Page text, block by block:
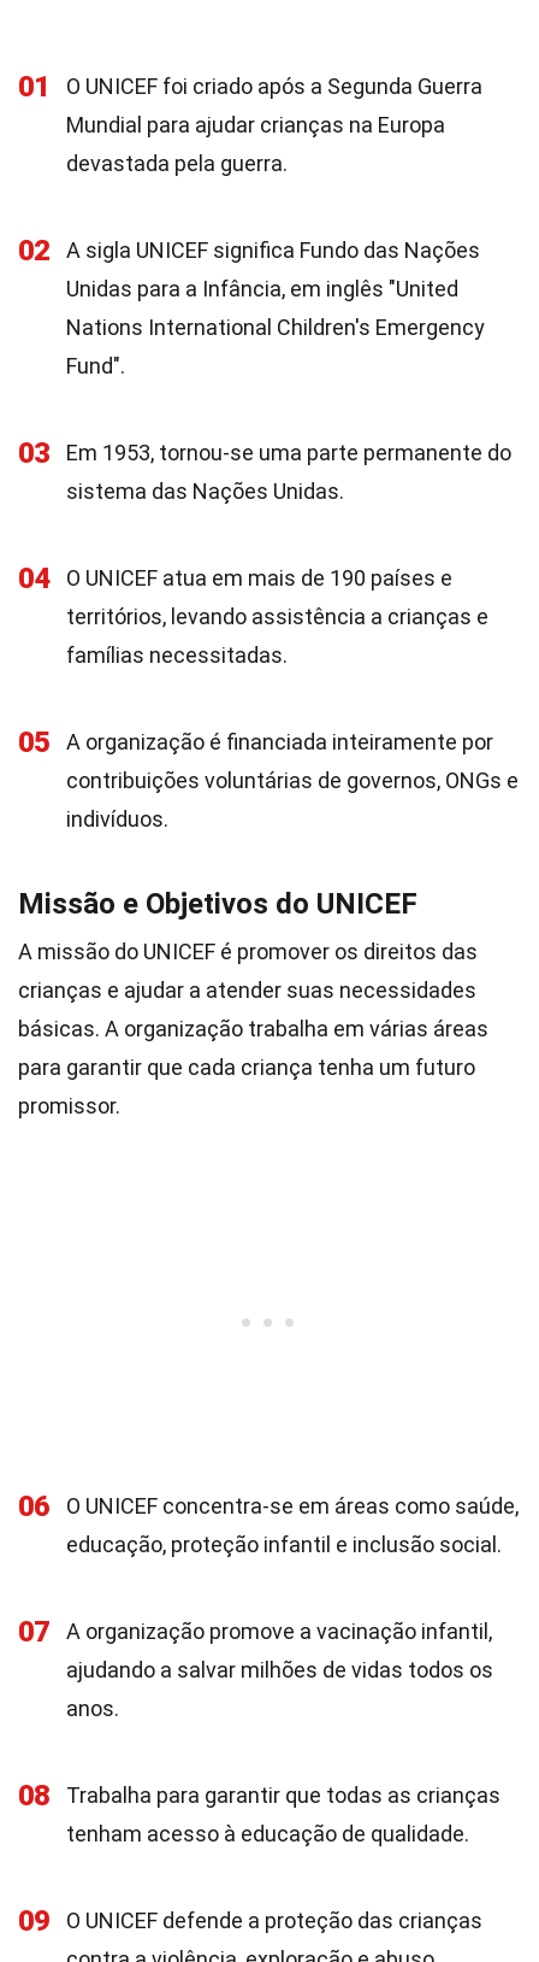
01
O UNICEF foi criado após a Segunda Guerra
Mundial para ajudar crianças na Europa
devastada pela guerra.
02
A sigla UNICEF significa Fundo das Nações
Unidas para a Infância, em inglês "United
Nations International Children's Emergency
Fund".
03
Em 1953, tornou-se uma parte permanente do
sistema das Nações Unidas.
04
O UNICEF atua em mais de 190 países e
territórios, levando assistência a crianças e
famílias necessitadas.
05
A organização é financiada inteiramente por
contribuições voluntárias de governos, ONGs e
indivíduos.
Missão e Objetivos do UNICEF
A missão do UNICEF é promover os direitos das
crianças e ajudar a atender suas necessidades
básicas. A organização trabalha em várias áreas
para garantir que cada criança tenha um futuro
promissor.
06
O UNICEF concentra-se em áreas como saúde,
educação, proteção infantil e inclusão social.
07
A organização promove a vacinação infantil,
ajudando a salvar milhões de vidas todos os
anos.
08
Trabalha para garantir que todas as crianças
tenham acesso à educação de qualidade.
09
O UNICEF defende a proteção das crianças